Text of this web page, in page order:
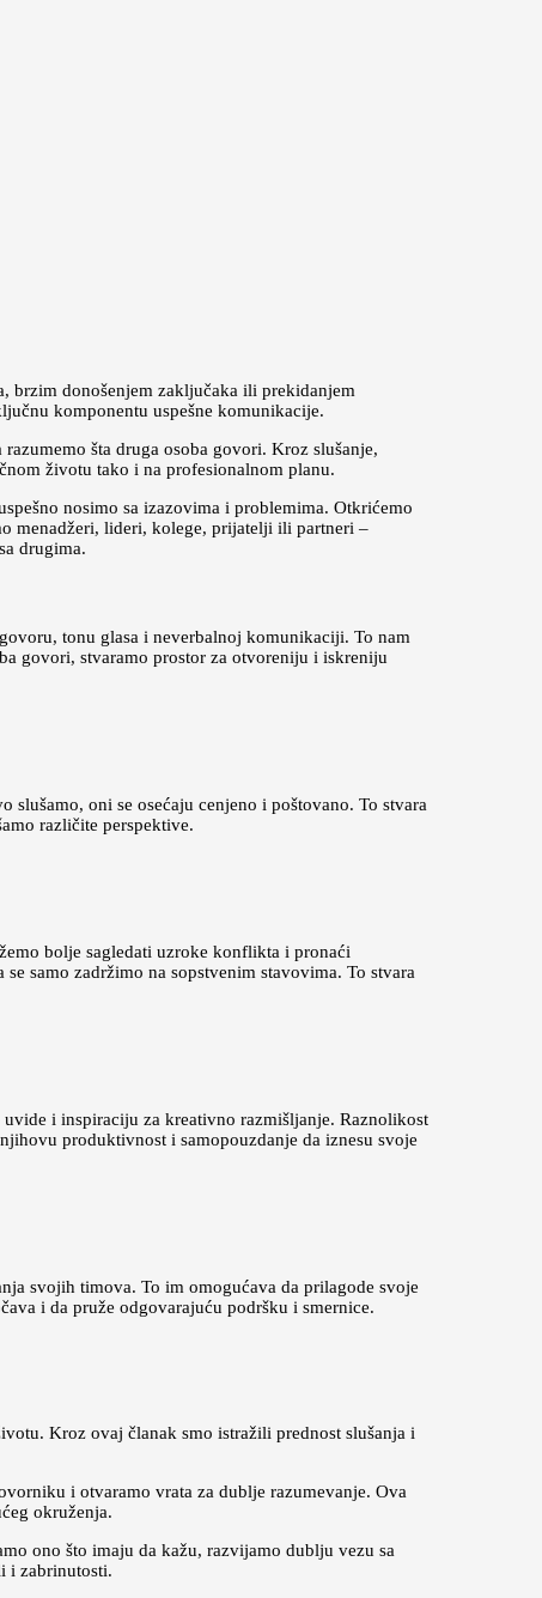
brzim donošenjem zaključaka ili prekidanjem
komponentu uspešne komunikacije.
šta druga osoba govori. Kroz slušanje,
životu tako i na profesionalnom planu.
nosimo sa izazovima i problemima. Otkrićemo
menadžeri, lideri, kolege, prijatelji ili partneri –
drugima.
tonu glasa i neverbalnoj komunikaciji. To nam
govori, stvaramo prostor za otvoreniju i iskreniju
oni se osećaju cenjeno i poštovano. To stvara
različite perspektive.
bolje sagledati uzroke konflikta i pronaći
samo zadržimo na sopstvenim stavovima. To stvara
i inspiraciju za kreativno razmišljanje. Raznolikost
produktivnost i samopouzdanje da iznesu svoje
svojih timova. To im omogućava da prilagode svoje
i da pruže odgovarajuću podršku i smernice.
Kroz ovaj članak smo istražili prednost slušanja i
i otvaramo vrata za dublje razumevanje. Ova
okruženja.
ono što imaju da kažu, razvijamo dublju vezu sa
i zabrinutosti.